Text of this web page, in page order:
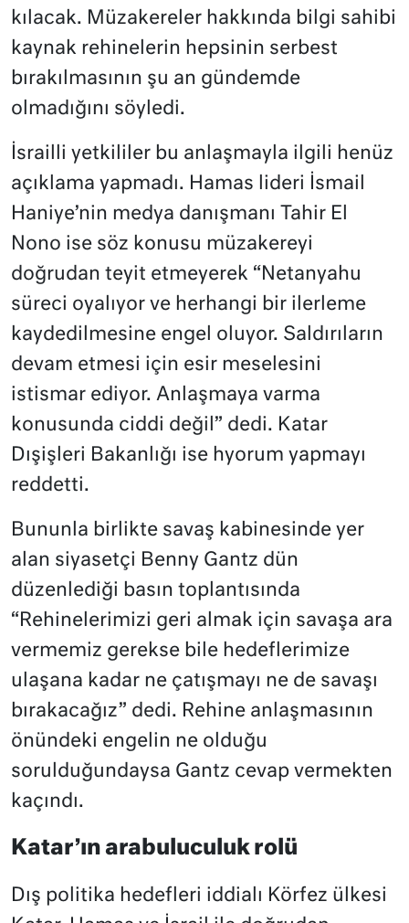
kılacak. Müzakereler hakkında bilgi sahibi
kaynak rehinelerin hepsinin serbest
bırakılmasının şu an gündemde
olmadığını söyledi.
İsrailli yetkililer bu anlaşmayla ilgili henüz
açıklama yapmadı. Hamas lideri İsmail
Haniye’nin medya danışmanı Tahir El
Nono ise söz konusu müzakereyi
doğrudan teyit etmeyerek “Netanyahu
süreci oyalıyor ve herhangi bir ilerleme
kaydedilmesine engel oluyor. Saldırıların
devam etmesi için esir meselesini
istismar ediyor. Anlaşmaya varma
konusunda ciddi değil” dedi. Katar
Dışişleri Bakanlığı ise hyorum yapmayı
reddetti.
Bununla birlikte savaş kabinesinde yer
alan siyasetçi Benny Gantz dün
düzenlediği basın toplantısında
“Rehinelerimizi geri almak için savaşa ara
vermemiz gerekse bile hedeflerimize
ulaşana kadar ne çatışmayı ne de savaşı
bırakacağız” dedi. Rehine anlaşmasının
önündeki engelin ne olduğu
sorulduğundaysa Gantz cevap vermekten
kaçındı.
Katar’ın arabuluculuk rolü
Dış politika hedefleri iddialı Körfez ülkesi